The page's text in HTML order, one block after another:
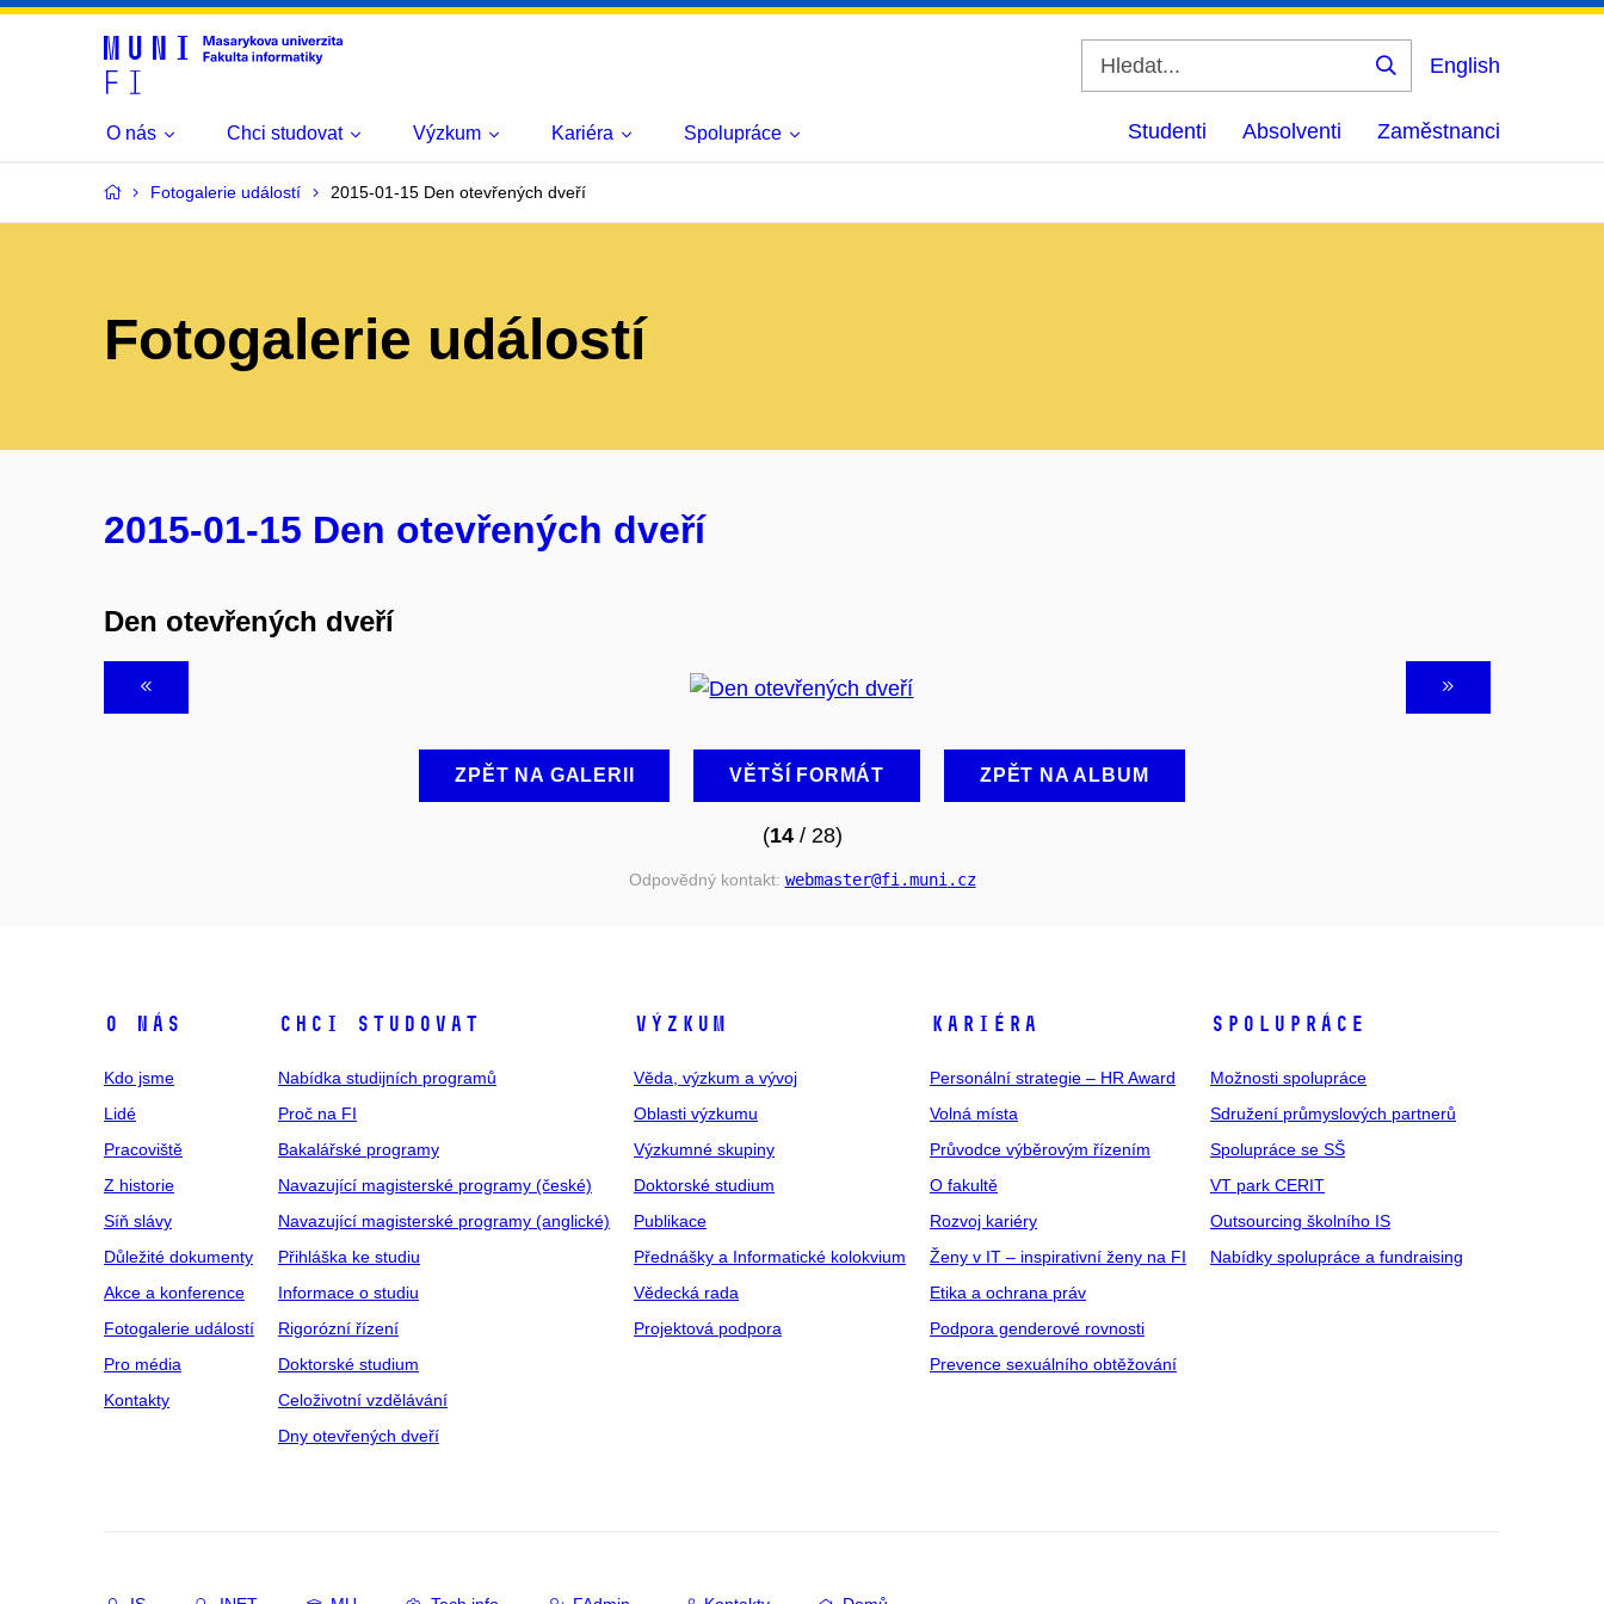
Vyhledat
English
O nás Chci studovat Výzkum Kariéra Spolupráce Studenti Absolventi Zaměstnanci
Fotogalerie událostí 2015-01-15 Den otevřených dveří
Fotogalerie událostí
2015-01-15 Den otevřených dveří
Den otevřených dveří
ZPĚT NA GALERII VĚTŠÍ FORMÁT ZPĚT NA ALBUM
(14/ 28)
Odpovědný kontakt: webmaster@fi .muni .cz
O NÁS
Kdo jsme
Lidé
Pracoviště
Z historie
Síň slávy
Důležité dokumenty
Akce a konference
Fotogalerie událostí
Pro média
Kontakty
CHCI STUDOVAT
Nabídka studijních programů
Proč na FI
Bakalářské programy
Navazující magisterské programy (české)
Navazující magisterské programy (anglické)
Přihláška ke studiu
Informace o studiu
Rigorózní řízení
Doktorské studium
Celoživotní vzdělávání
Dny otevřených dveří
VÝZKUM
Věda, výzkum a vývoj
Oblasti výzkumu
Výzkumné skupiny
Doktorské studium
Publikace
Přednášky a Informatické kolokvium
Vědecká rada
Projektová podpora
KARIÉRA
Personální strategie – HR Award
Volná místa
Průvodce výběrovým řízením
O fakultě
Rozvoj kariéry
Ženy v IT – inspirativní ženy na FI
Etika a ochrana práv
Podpora genderové rovnosti
Prevence sexuálního obtěžování
SPOLUPRÁCE
Možnosti spolupráce
Sdružení průmyslových partnerů
Spolupráce se SŠ
VT park CERIT
Outsourcing školního IS
Nabídky spolupráce a fundraising